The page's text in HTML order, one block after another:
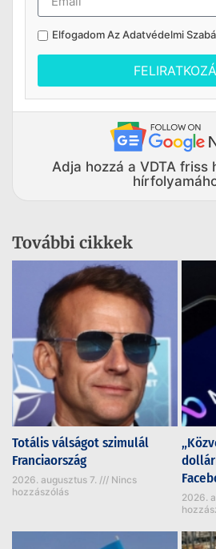
Elfogadom AzAdatvédelmi
Adja hozzá a VDTA friss
További cikkek
Totális válságot szimulál
Franciaország
2026. augusztus 7.
Nincs
hozzászólás
2026.